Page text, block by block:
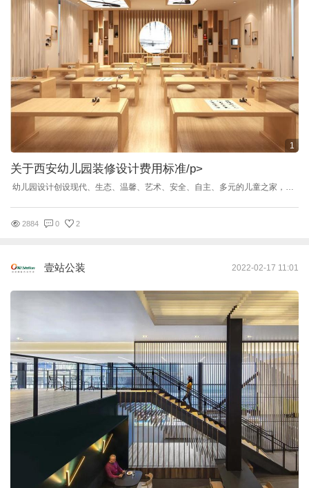
1
关于西安幼儿园装修设计费用标准/p>
幼儿园设计创设现代、生态、温馨、艺术、安全、自主、多元的儿童之家，让每个孩子真正享受属于他们自己的快乐天地! 幼儿园的装修设计是分开收费的，也就是幼儿园设计需要一部分费用，而幼儿园装修又需要一部分费用。幼儿园设计目前市场是有按照平米收费的，有按照套来收费的，整体下来价格在十几万到二十万左右。幼儿园装修按照平米来算，一平米价格在一千到两千元不等，看具体您需要装修成什么样的，效果越好，价格越高。现在也有些公司如果设计装修都包的话，装修费用超过一定额度，设计费是可以免掉的。 关于幼儿园设计装修收费， 每个公司都有自己不同的收费标准，价格千差万别，同时设计水平参差不齐，设计风格五花八门，那么我们该如何选择呢 ? 幼儿园设计过程： 意向沟通-合同签订-初步设计-方案设计-深化设计-客户确认-图纸会审-施工跟进-配饰服务-工程完毕 关于幼儿园设计装修收费 优秀的幼儿园设计团队，有较强的原创能力 深知儿童业态运营管理，对教育有着是深厚的理解，具备优秀的审美能力与创作能力。可以准确把控孩子跟家长对环境的需求，设计出孩子喜欢的环境。同时，团队所有人不断地学习，探索，研发最适合孩子的环境设计。在设计上，业主与设计师要相互配合，相互沟通，这样才能做出最好的设计。
2884 0 2
壹站公装 2022-02-17 11:01